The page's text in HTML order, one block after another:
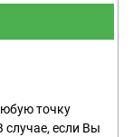
точку
случае, если Вы